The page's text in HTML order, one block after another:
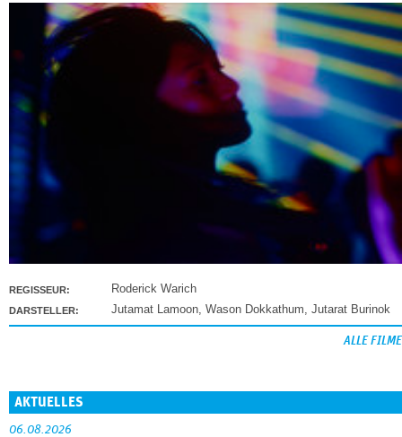
REGISSEUR: Roderick Warich
DARSTELLER: Jutamat Lamoon, Wason Dokkathum, Jutarat Burinok
ALLE FILME
AKTUELLES
06.08.2026